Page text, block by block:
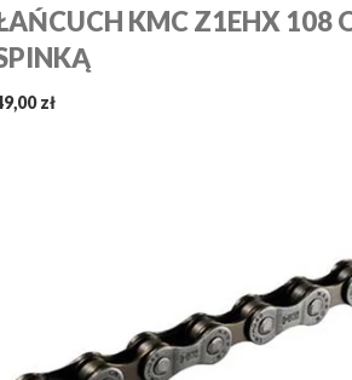
KMC Z1EHX 108
zł